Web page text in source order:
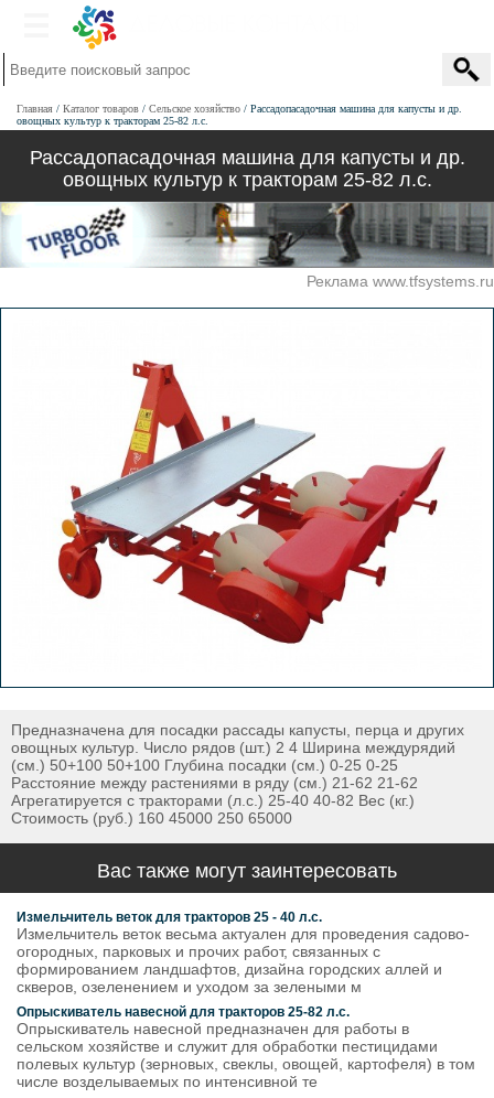
Главная Каталог товаров Сельское хозяйство
Рассадопасадочная машина для капусты и др.
овощных культур к тракторам 25-82 л.с.
Рассадопасадочная машина для капусты и др.
овощных культур к тракторам 25-82 л.с.
Реклама www.tfsystems.ru
Предназначена для посадки рассады капусты, перца и других
овощных культур. Число рядов (шт.) 2 4 Ширина междурядий
(см.) 50+100 50+100 Глубина посадки (cм.) 0-25 0-25
Расстояние между растениями в ряду (cм.) 21-62 21-62
Агрегатируется с тракторами (л.с.) 25-40 40-82 Вес (кг.)
Стоимость (руб.) 160 45000 250 65000
Вас также могут заинтересовать
Измельчитель веток для тракторов 25 - 40 л.с.
Измельчитель веток весьма актуален для проведения садово-
огородных, парковых и прочих работ, связанных с
формированием ландшафтов, дизайна городских аллей и
скверов, озеленением и уходом за зелеными м
Опрыскиватель навесной для тракторов 25-82 л.с.
Опрыскиватель навесной предназначен для работы в
сельском хозяйстве и служит для обработки пестицидами
полевых культур (зерновых, свеклы, овощей, картофеля) в том
числе возделываемых по интенсивной те